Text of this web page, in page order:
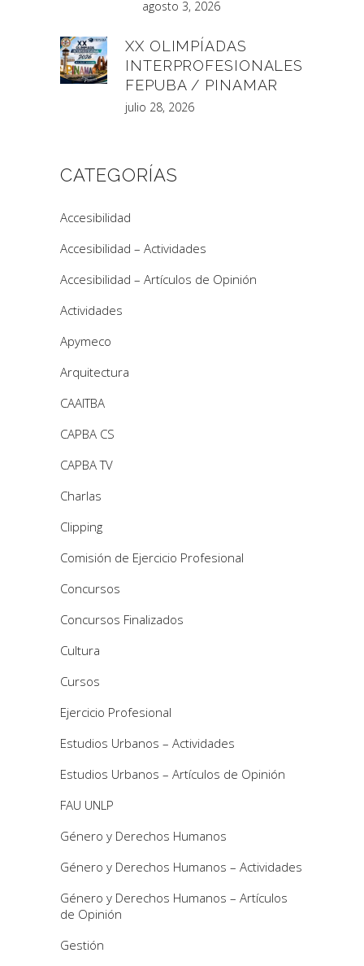
agosto 3, 2026
XX OLIMPÍADAS
INTERPROFESIONALES
FEPUBA / PINAMAR
julio 28, 2026
CATEGORÍAS
Accesibilidad
Accesibilidad – Actividades
Accesibilidad – Artículos de Opinión
Actividades
Apymeco
Arquitectura
CAAITBA
CAPBA CS
CAPBA TV
Charlas
Clipping
Comisión de Ejercicio Profesional
Concursos
Concursos Finalizados
Cultura
Cursos
Ejercicio Profesional
Estudios Urbanos – Actividades
Estudios Urbanos – Artículos de Opinión
FAU UNLP
Género y Derechos Humanos
Género y Derechos Humanos – Actividades
Género y Derechos Humanos – Artículos
de Opinión
Gestión